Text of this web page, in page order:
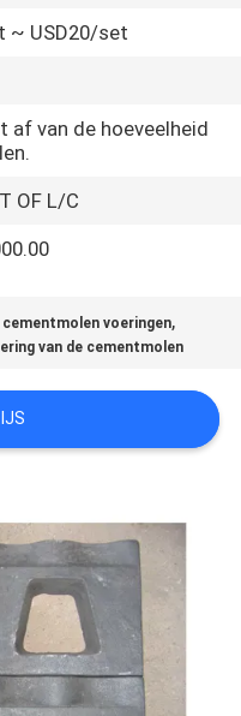
~ USD20/set
af van de hoeveelheid
OF L/C
cementmolen voeringen,
van de cementmolen